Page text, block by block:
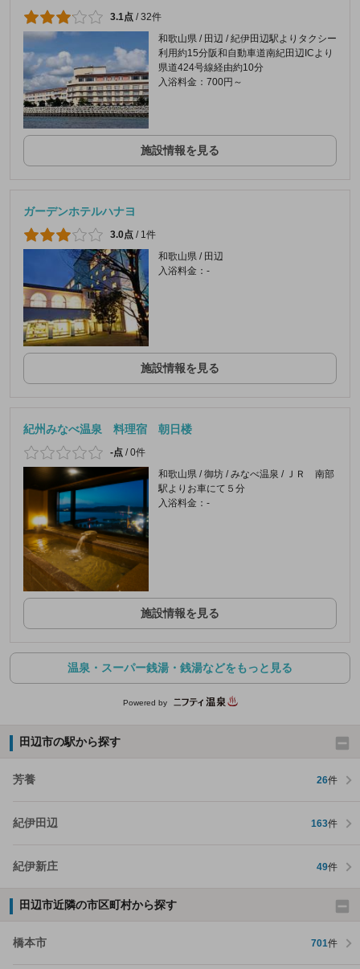
3.1点 /32件
和歌山県 / 田辺 / 紀伊田辺駅よりタクシー
利用約15分阪和自動車道南紀田辺ICより
県道424号線経由約10分
入浴料金：700円～
施設情報を見る
ガーデンホテルハナヨ
3.0点 / 1件
和歌山県 / 田辺
入浴料金：-
施設情報を見る
紀州みなべ温泉 料理宿 朝日楼
-点 /0件
和歌山県 / 御坊 / みなべ温泉 / ＪＲ 南部
駅よりお車にて５分
入浴料金：-
施設情報を見る
温泉・スーパー銭湯・銭湯などをもっと見る
Powered by
田辺市の駅から探す
芳養 26件
紀伊田辺 163件
紀伊新庄 49件
田辺市近隣の市区町村から探す
橋本市 701件